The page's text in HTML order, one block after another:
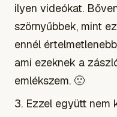
ilyen videókat.
szörnyűbbek, mint
ennél
ami ezeknek a
emlékszem. 🙁
3. Ezzel együtt nem